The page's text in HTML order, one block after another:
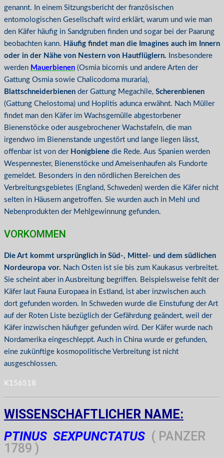
genannt. In einem Sitzungsbericht der französischen
entomologischen Gesellschaft wird erklärt, warum und wie man
den Käfer häufig in Sandgruben finden und sogar bei der Paarung
beobachten kann. Häufig findet man die Imagines auch im Innern
oder in der Nähe von Nestern von Hautflüglern. Insbesondere
werden Mauerbienen (Osmia bicornis und andere Arten der
Gattung Osmia sowie Chalicodoma muraria),
Blattschneiderbienen der Gattung Megachile, Scherenbienen
(Gattung Chelostoma) und Hoplitis adunca erwähnt. Nach Müller
findet man den Käfer im Wachsgemülle abgestorbener
Bienenstöcke oder ausgebrochener Wachstafeln, die man
irgendwo im Bienenstande ungestört und lange liegen lässt,
offenbar ist von der Honigbiene die Rede. Aus Spanien werden
Wespennester, Bienenstöcke und Ameisenhaufen als Fundorte
gemeldet. Besonders in den nördlichen Bereichen des
Verbreitungsgebietes (England, Schweden) werden die Käfer nicht
selten in Häusern angetroffen. Sie wurden auch in Mehl und
Nebenprodukten der Mehlgewinnung gefunden.
VORKOMMEN
Die Art kommt ursprünglich in Süd-, Mittel- und dem südlichen
Nordeuropa vor. Nach Osten ist sie bis zum Kaukasus verbreitet.
Sie scheint aber in Ausbreitung begriffen. Beispielsweise fehlt der
Käfer laut Fauna Europaea in Estland, ist aber inzwischen auch
dort gefunden worden. In Schweden wurde die Einstufung der Art
auf der Roten Liste bezüglich der Gefährdung geändert, weil der
Käfer inzwischen häufiger gefunden wird. Der Käfer wurde nach
Nordamerika eingeschleppt. Auch in China wurde er gefunden,
eine zukünftige kosmopolitische Verbreitung ist nicht
ausgeschlossen.
K156518
WISSENSCHAFTLICHER NAME:
PTINUS SEXPUNCTATUS ( PANZER
1789 )